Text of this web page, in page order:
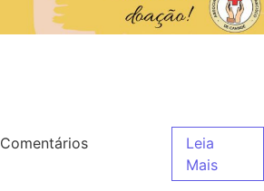
Comentários
Leia
Mais